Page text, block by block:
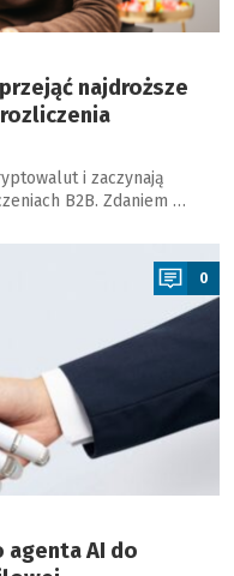
najdroższe
i zaczynają
B2B. Zdaniem …
0
agenta AI do